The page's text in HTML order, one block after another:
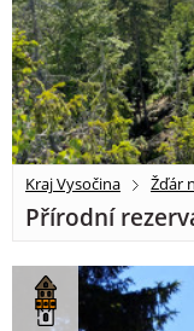
Kraj Vysočina Žďár
Přírodní